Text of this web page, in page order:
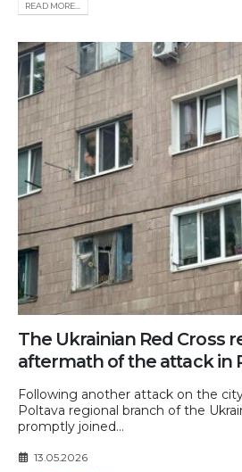
READ MORE...
The Ukrainian Red Cross
aftermath of the attack in
Following another attack on the
Poltava regional branch of the
promptly joined...
13.05.2026